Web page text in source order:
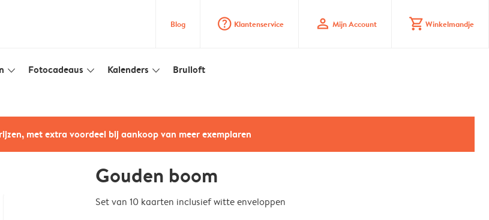
Blog question_mark_circle Klantenservice profile Mijn Account shopping_cart Winkelmandje
slim_arrow_down Fotocadeaus slim_arrow_down Kalenders slim_arrow_down Bruiloft
met extra voordeel bij aankoop van meer exemplaren
Gouden boom
Set van 10 kaarten inclusief witte enveloppen